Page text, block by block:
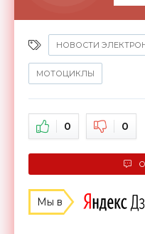
НОВОСТИ
МОТОЦИКЛЫ
0 0
Мы в